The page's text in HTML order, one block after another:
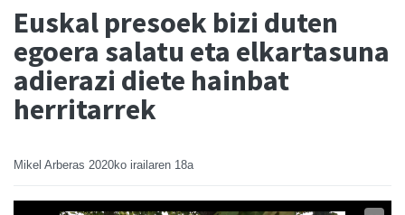
Euskal presoek bizi duten
egoera salatu eta elkartasuna
adierazi diete hainbat
herritarrek
Mikel Arberas 2020ko irailaren 18a